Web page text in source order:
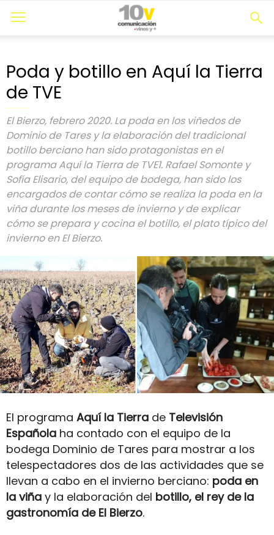
Poda y botillo en Aquí la Tierra
de TVE
El Bierzo, febrero 2020. La poda en los viñedos de
Dominio de Tares y la elaboración del tradicional
botillo berciano han sido protagonistas en el
programa Aquí la Tierra de TVE1. Rafael Somonte y
Sofía Elisario, del equipo de bodega, han sido los
encargados de contar cómo se realiza la poda en la
viña durante los meses de invierno y de explicar
cómo se prepara y cocina el botillo, el plato típico del
invierno en El Bierzo.
El programa Aquí la Tierra de Televisión
Española ha contado con el equipo de la
bodega Dominio de Tares para mostrar a los
telespectadores dos de las actividades que se
llevan a cabo en el invierno berciano: poda en
la viña y la elaboración del botillo, el rey de la
gastronomía de El Bierzo.